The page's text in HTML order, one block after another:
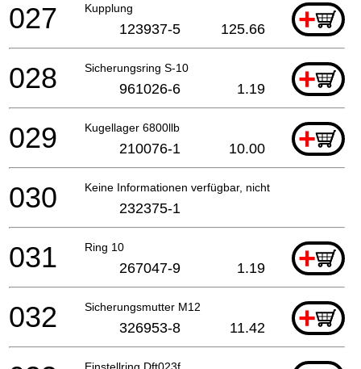
Kupplung +
027 123937-5 125.66
Sicherungsring S-10 +
028 961026-6 1.19
Kugellager 6800llb +
029 210076-1 10.00
Keine Informationen verfügbar, nicht bestellbar
030 232375-1
Ring 10 +
031 267047-9 1.19
Sicherungsmutter M12 +
032 326953-8 11.42
Einstellring Dft023f